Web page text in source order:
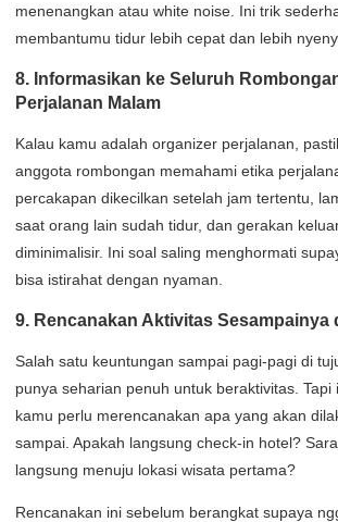
menenangkan atau white noise. Ini trik
membantumu tidur lebih cepat dan lebih
8. Informasikan ke Seluruh
Perjalanan Malam
Kalau kamu adalah organizer perjalanan,
anggota rombongan memahami etika
percakapan dikecilkan setelah jam tertentu,
saat orang lain sudah tidur, dan gerakan
diminimalisir. Ini soal saling menghormati
bisa istirahat dengan nyaman.
9. Rencanakan Aktivitas Sesampainya
Salah satu keuntungan sampai pagi-pagi di
punya seharian penuh untuk beraktivitas. Tapi
kamu perlu merencanakan apa yang akan
sampai. Apakah langsung check-in hotel?
langsung menuju lokasi wisata pertama?
Rencanakan ini sebelum berangkat supaya